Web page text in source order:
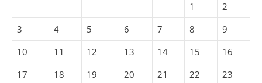
1
2
3
4 5 6 7 8
9
10
11 12 13 14 15
16
17
18 19 20 21 22
23